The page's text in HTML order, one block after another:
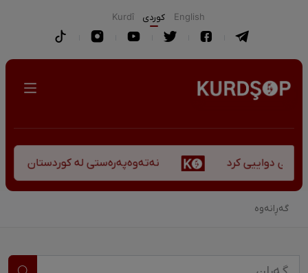
English كوردی Kurdî
دواییی کرد نەتەوەپەرەستی لە کوردستان -
گەڕانەوە